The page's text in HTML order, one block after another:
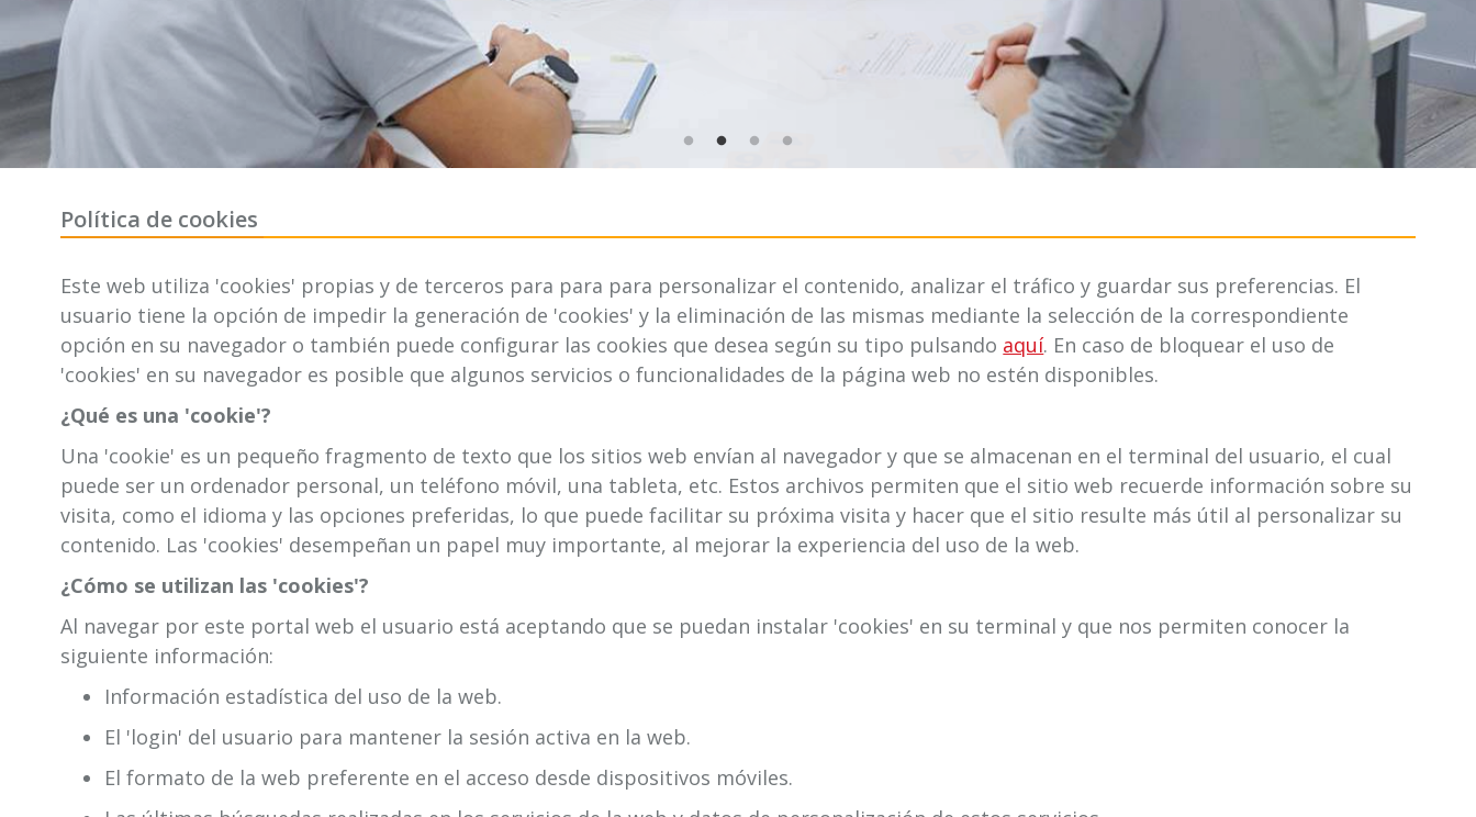
Política de cookies
Este web utiliza 'cookies' propias y de terceros para para para personalizar el contenido, analizar el tráfico y guardar sus preferencias. El
usuario tiene la opción de impedir la generación de 'cookies' y la eliminación de las mismas mediante la selección de la correspondiente
opción en su navegador o también puede configurar las cookies que desea según su tipo pulsandoaquí. En caso de bloquear el uso de
'cookies' en su navegador es posible que algunos servicios o funcionalidades de la página web no estén disponibles.
¿Qué es una 'cookie'?
Una 'cookie' es un pequeño fragmento de texto que los sitios web envían al navegador y que se almacenan en el terminal del usuario, el cual
puede ser un ordenador personal, un teléfono móvil, una tableta, etc. Estos archivos permiten que el sitio web recuerde información sobre su
visita, como el idioma y las opciones preferidas, lo que puede facilitar su próxima visita y hacer que el sitio resulte más útil al personalizar su
contenido. Las 'cookies' desempeñan un papel muy importante, al mejorar la experiencia del uso de la web.
¿Cómo se utilizan las 'cookies'?
Al navegar por este portal web el usuario está aceptando que se puedan instalar 'cookies' en su terminal y que nos permiten conocer la
siguiente información:
Información estadística del uso de la web.
El 'login' del usuario para mantener la sesión activa en la web.
El formato de la web preferente en el acceso desde dispositivos móviles.